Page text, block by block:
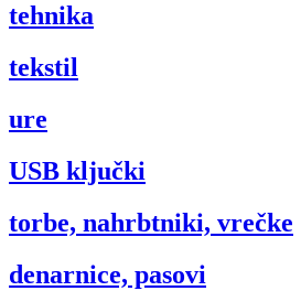
tehnika
tekstil
ure
USB ključki
torbe, nahrbtniki, vrečke
denarnice, pasovi